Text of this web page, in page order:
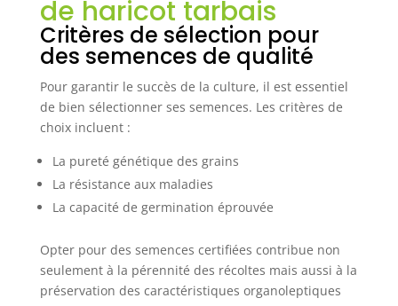
de haricot tarbais
Critères de sélection pour
des semences de qualité
Pour garantir le succès de la culture, il est essentiel
de bien sélectionner ses semences. Les critères de
choix incluent :
La pureté génétique des grains
La résistance aux maladies
La capacité de germination éprouvée
Opter pour des semences certifiées contribue non
seulement à la pérennité des récoltes mais aussi à la
préservation des caractéristiques organoleptiques